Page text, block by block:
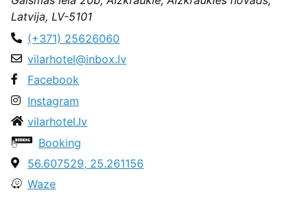
Latvija, LV-5101
(+371) 25626060
vilarhotel@inbox.lv
Facebook
Instagram
vilarhotel.lv
Booking
56.607529, 25.261156
Waze